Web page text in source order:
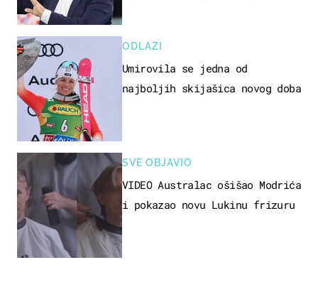
ODLAZI
Umirovila se jedna od
najboljih skijašica novog doba
SVE OBJAVIO
VIDEO Australac ošišao Modrića
i pokazao novu Lukinu frizuru